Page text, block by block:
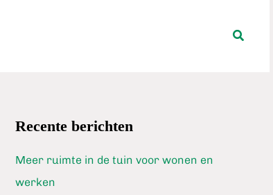
Recente berichten
Meer ruimte in de tuin voor wonen en
werken